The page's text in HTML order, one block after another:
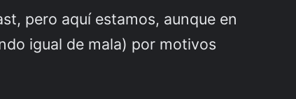
pero aquí estamos, aunque en
igual de mala) por motivos